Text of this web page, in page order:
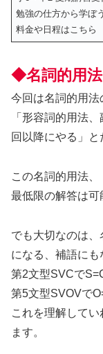
勉強の仕方から学ぼ
料金や日程はこちら
◆名詞的用法
今回は名詞的用法
「形容詞的用法
回以降にやる」と
この名詞的用法
最低限の解答は可
でも大切なのは
になる、補語にも
第2文型SVCで
第5文型SVOVで
これを理解して
ます。